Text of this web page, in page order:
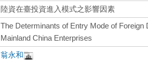
陸資在臺投資進入模式之影響因素
The Determinants of Entry Mode of
Mainland China Enterprises
翁永和